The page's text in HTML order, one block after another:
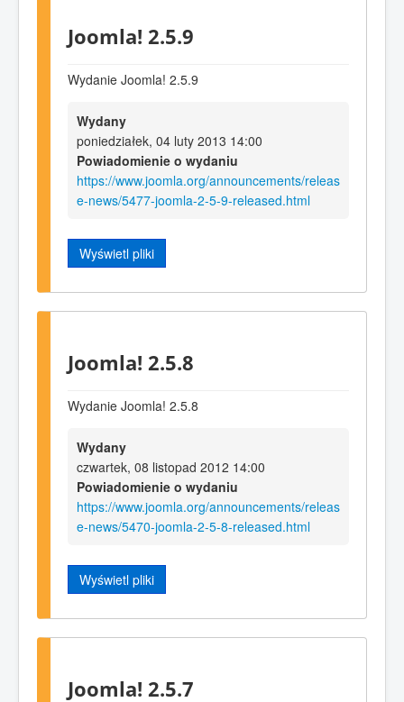
Joomla! 2.5.9
Wydanie Joomla! 2.5.9
Wydany
poniedziałek, 04 luty 2013 14:00
Powiadomienie o wydaniu
https://www.joomla.org/announcements/releas
e-news/5477-joomla-2-5-9-released.html
Wyświetl pliki
Joomla! 2.5.8
Wydanie Joomla! 2.5.8
Wydany
czwartek, 08 listopad 2012 14:00
Powiadomienie o wydaniu
https://www.joomla.org/announcements/releas
e-news/5470-joomla-2-5-8-released.html
Wyświetl pliki
Joomla! 2.5.7